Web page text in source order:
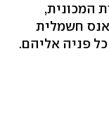
המכונית,
חשמלית